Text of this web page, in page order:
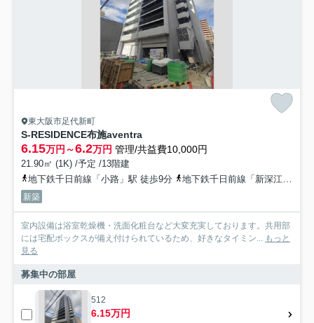
東大阪市足代新町
S-RESIDENCE布施aventra
6.15万円～6.2万円 管理/共益費10,000円
21.90㎡ (1K) /予定 /13階建
地下鉄千日前線「小路」駅 徒歩9分
地下鉄千日前線「新深江」駅 徒歩11分
新築
室内設備は浴室乾燥機・洗面化粧台など大変充実しております。共用部
には宅配ボックスが備え付けられているため、好きなタイミン... もっと
見る
募集中の部屋
512
6.15万円